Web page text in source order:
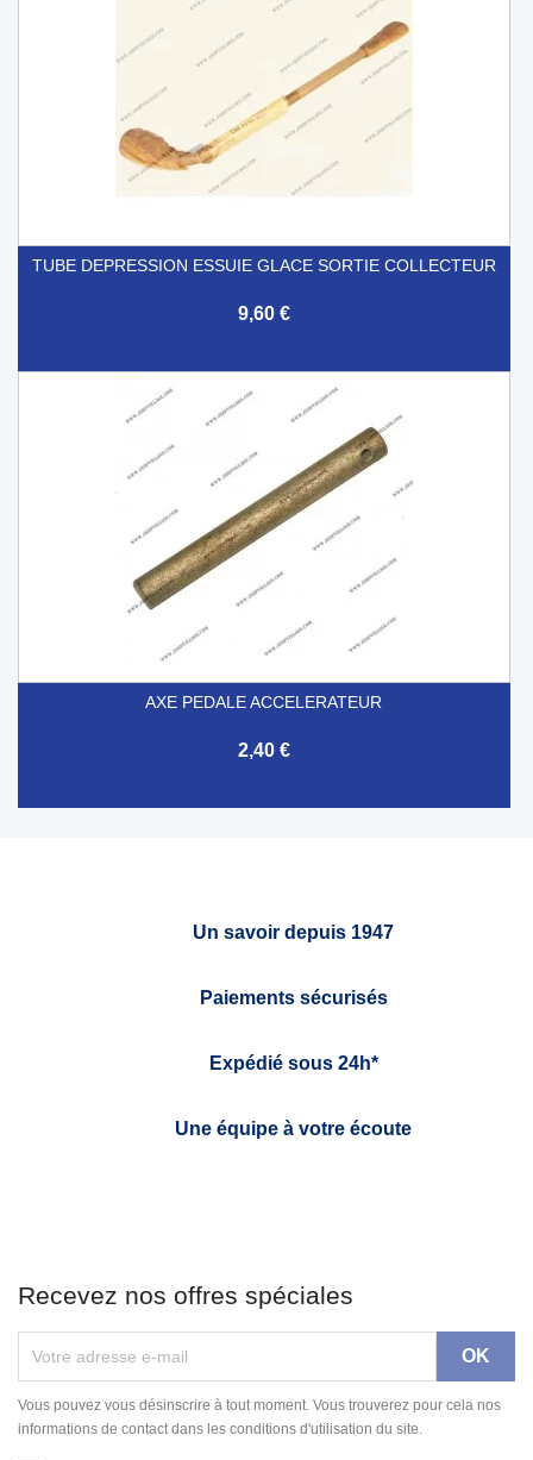
TUBE DEPRESSION ESSUIE GLACE SORTIE COLLECTEUR
9,60 €
AXE PEDALE ACCELERATEUR
2,40 €
Un savoir depuis 1947
Paiements sécurisés
Expédié sous 24h*
Une équipe à votre écoute
Recevez nos offres spéciales
Vous pouvez vous désinscrire à tout moment. Vous trouverez pour cela nos
informations de contact dans les conditions d'utilisation du site.